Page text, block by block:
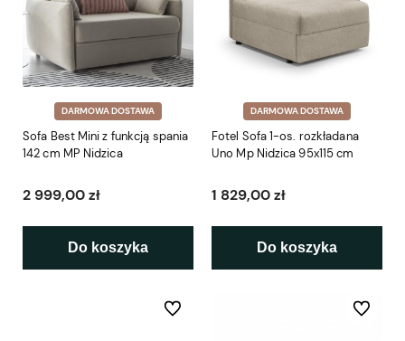
DARMOWA DOSTAWA
Sofa Best Mini z funkcją spania
142 cm MP Nidzica
2 999,00 zł
Do koszyka
DARMOWA DOSTAWA
Fotel Sofa 1-os. rozkładana
Uno Mp Nidzica 95x115 cm
1 829,00 zł
Do koszyka
Do ulubionych Do